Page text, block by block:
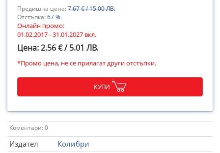
Предишна цена:7.67 € / 15.00 ЛВ.
Отстъпка:67 %.
Онлайн промо:
01.02.2017 - 31.01.2027 вкл.
Цена: 2.56 € / 5.01 ЛВ.
*Промо цена, не се прилагат други отстъпки.
КУПИ
Коментари: 0
Издател
Колибри